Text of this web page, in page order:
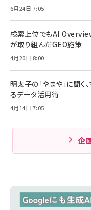
6月24日 7:05
検索上位でもAI
が取り組んだGEO施策
4月20日 8:00
明太子の「やまや」に聞く
るデータ活用術
4月14日 7:05
企